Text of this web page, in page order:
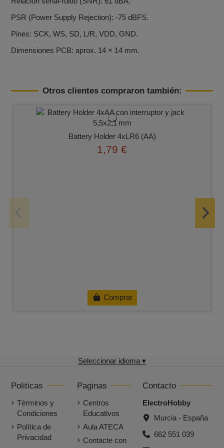
PSR (Power Supply Rejection): ‑75 dBFS.
Pines: SCK, WS, SD, L/R, VDD, GND.
Dimensiones PCB: aprox. 14 × 14 mm.
Otros clientes compraron también:
Battery Holder 4xLR6 (AA)
1,79 €
Comprar
Seleccionar idioma ▾
Politicas
Términos y
Condiciones
Política de
Privacidad
Paginas
Centros
Educativos
Aula ATECA
Contacte con
Contacto
ElectroHobby
Murcia - España
662 551 039